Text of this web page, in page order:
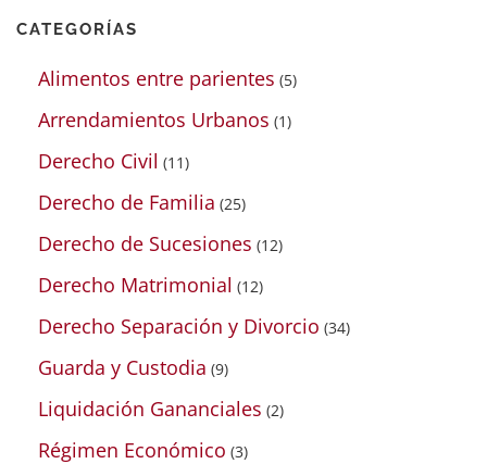
CATEGORÍAS
Alimentos entre parientes (5)
Arrendamientos Urbanos (1)
Derecho Civil (11)
Derecho de Familia (25)
Derecho de Sucesiones (12)
Derecho Matrimonial (12)
Derecho Separación y Divorcio (34)
Guarda y Custodia (9)
Liquidación Gananciales (2)
Régimen Económico (3)